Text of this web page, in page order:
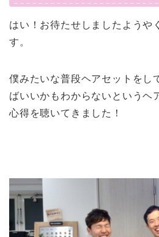
はい！お待たせしましたようや
す。
僕みたいな普段ヘアセットをし
ばいいかもわからないというヘ
心得を聴いてきました！